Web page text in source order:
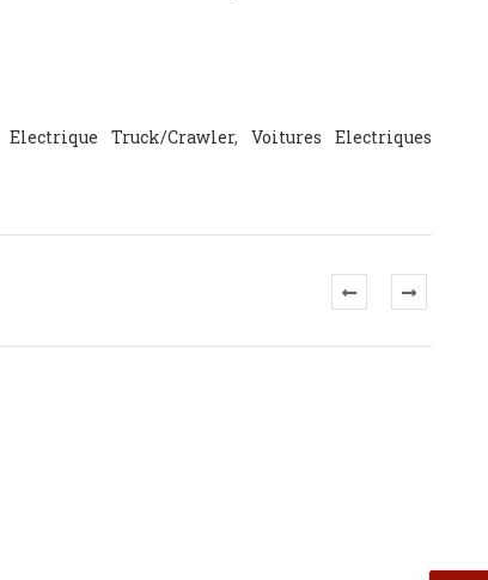
Electrique Truck/Crawler, Voitures Electriques